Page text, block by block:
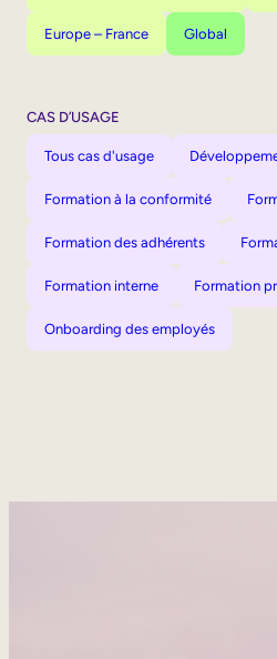
Europe – France Global
CAS D’USAGE
Tous cas d'usage
Formation à la conformité
Formation des adhérents
Formation interne Formation
Onboarding des employés